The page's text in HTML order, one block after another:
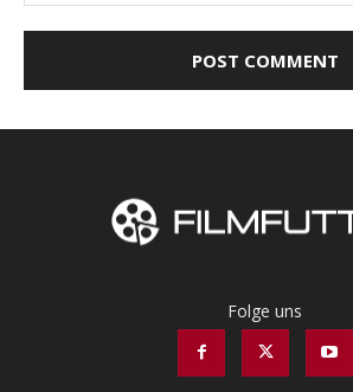
Folge uns